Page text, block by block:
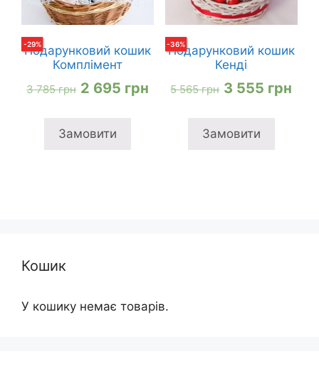
-29%
Подарунковий кошик
Комплімент
3 785грн Оригінальна
3
2 695 грн Поточна
Замовити
-36%
Подарунковий кошик
Кенді
5 565грн Оригінальна
5
3 555 грн
Замовити
Кошик
У кошику немає товарів.